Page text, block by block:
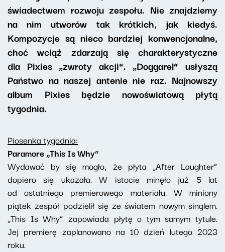
świadectwem rozwoju zespołu. Nie znajdziemy
na nim utworów tak krótkich, jak kiedyś.
Kompozycje są nieco bardziej konwencjonalne,
choć wciąż zdarzają się charakterystyczne
dla Pixies „zwroty akcji”. „Doggarel” usłyszą
Państwo na naszej antenie nie raz. Najnowszy
album Pixies będzie nowoświatową płytą
tygodnia.
Piosenka tygodnia:
Paramore „This Is Why”
Wydawać by się mogło, że płyta „After Laughter”
dopiero się ukazała. W istocie minęło już 5 lat
od ostatniego premierowego materiału. W miniony
piątek zespół podzielił się ze światem nowym singlem.
„This Is Why” zapowiada płytę o tym samym tytule.
Jej premierę zaplanowano na 10 dzień lutego 2023
roku.